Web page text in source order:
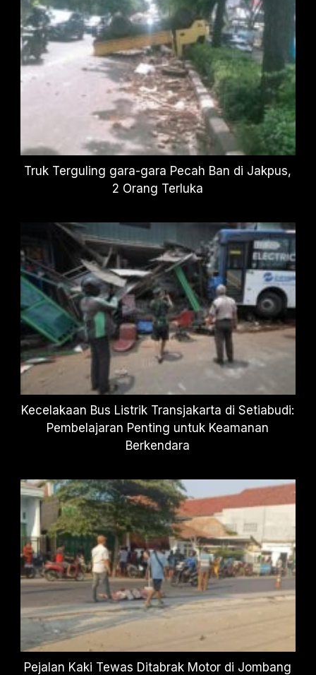
Truk Terguling gara-gara Pecah Ban di Jakpus,
2 Orang Terluka
Kecelakaan Bus Listrik Transjakarta di Setiabudi:
Pembelajaran Penting untuk Keamanan
Berkendara
Pejalan Kaki Tewas Ditabrak Motor di Jombang